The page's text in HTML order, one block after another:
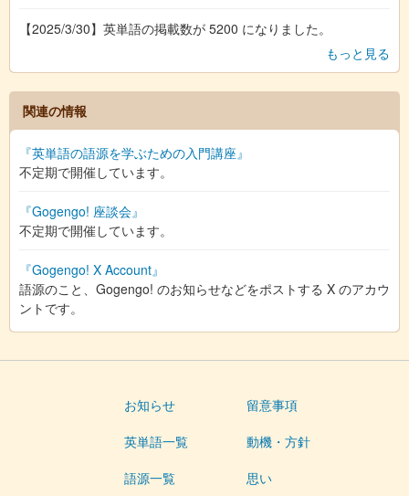
【2025/3/30】英単語の掲載数が 5200 になりました。
もっと見る
関連の情報
『英単語の語源を学ぶための入門講座』
不定期で開催しています。
『Gogengo! 座談会』
不定期で開催しています。
『Gogengo! X Account』
語源のこと、Gogengo! のお知らせなどをポストする X のアカウ
ントです。
お知らせ
英単語一覧
語源一覧
留意事項
動機・方針
思い